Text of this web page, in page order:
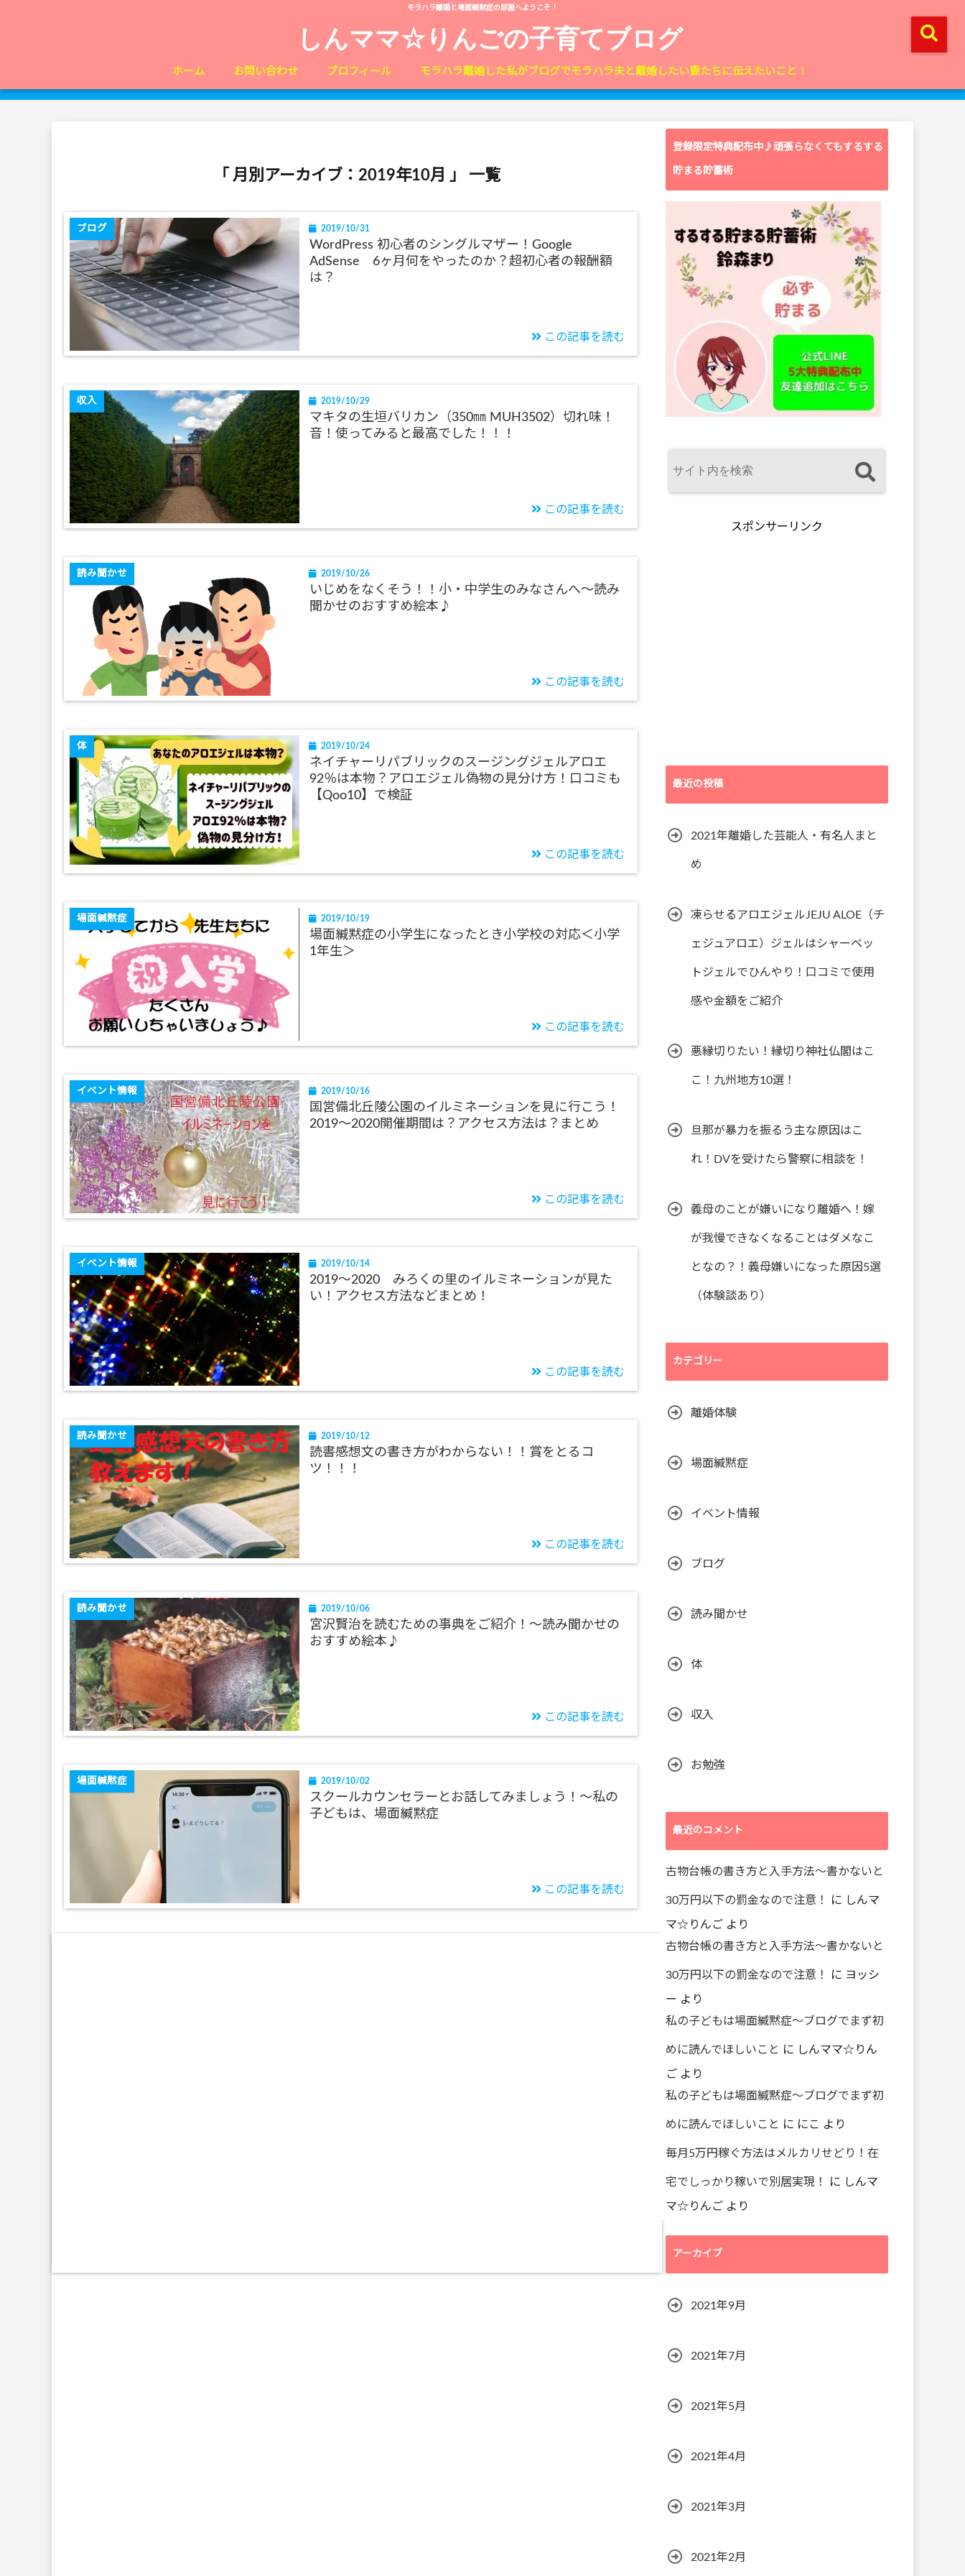
モラハラ離婚と場面緘黙症の部屋へようこそ！
しんママ☆りんごの子育てブログ
ホーム お問い合わせ プロフィール モラハラ離婚した私がブログでモラハラ夫と離婚したい妻たちに伝えたいこと！
「 月別アーカイブ：2019年10月 」 一覧
ブログ 2019/10/31
WordPress 初心者のシングルマザー！Google
AdSense 6ヶ月何をやったのか？超初心者の報酬額
は？
この記事を読む
収入 2019/10/29
マキタの生垣バリカン（350㎜ MUH3502）切れ味！
音！使ってみると最高でした！！！
この記事を読む
読み聞かせ 2019/10/26
いじめをなくそう！！小・中学生のみなさんへ～読み
聞かせのおすすめ絵本♪
この記事を読む
体 2019/10/24
ネイチャーリパブリックのスージングジェルアロエ
92％は本物？アロエジェル偽物の見分け方！口コミも
【Qoo10】で検証
この記事を読む
場面緘黙症 2019/10/19
場面緘黙症の小学生になったとき小学校の対応＜小学
1年生＞
この記事を読む
イベント情報 2019/10/16
国営備北丘陵公園のイルミネーションを見に行こう！
2019～2020開催期間は？アクセス方法は？まとめ
この記事を読む
イベント情報 2019/10/14
2019～2020 みろくの里のイルミネーションが見た
い！アクセス方法などまとめ！
この記事を読む
読み聞かせ 2019/10/12
読書感想文の書き方がわからない！！賞をとるコ
ツ！！！
この記事を読む
読み聞かせ 2019/10/06
宮沢賢治を読むための事典をご紹介！～読み聞かせの
おすすめ絵本♪
この記事を読む
場面緘黙症 2019/10/02
スクールカウンセラーとお話してみましょう！～私の
子どもは、場面緘黙症
この記事を読む
登録限定特典配布中♪頑張らなくてもするする
貯まる貯蓄術
スポンサーリンク
最近の投稿
2021年離婚した芸能人・有名人まと
め
凍らせるアロエジェルJEJU ALOE（チ
ェジュアロエ）ジェルはシャーベッ
トジェルでひんやり！口コミで使用
感や金額をご紹介
悪縁切りたい！縁切り神社仏閣はこ
こ！九州地方10選！
旦那が暴力を振るう主な原因はこ
れ！DVを受けたら警察に相談を！
義母のことが嫌いになり離婚へ！嫁
が我慢できなくなることはダメなこ
となの？！義母嫌いになった原因5選
（体験談あり）
カテゴリー
離婚体験
場面緘黙症
イベント情報
ブログ
読み聞かせ
体
収入
お勉強
最近のコメント
古物台帳の書き方と入手方法～書かないと
30万円以下の罰金なので注意！ に しんマ
マ☆りんご より
古物台帳の書き方と入手方法～書かないと
30万円以下の罰金なので注意！ に ヨッシ
ー より
私の子どもは場面緘黙症～ブログでまず初
めに読んでほしいこと に しんママ☆りん
ご より
私の子どもは場面緘黙症～ブログでまず初
めに読んでほしいこと に にこ より
毎月5万円稼ぐ方法はメルカリせどり！在
宅でしっかり稼いで別居実現！ に しんマ
マ☆りんご より
アーカイブ
2021年9月
2021年7月
2021年5月
2021年4月
2021年3月
2021年2月